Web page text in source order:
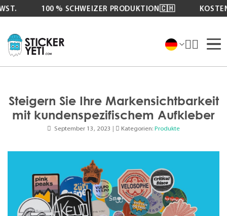
100 % SCHWEIZER PRODUKTION🇨🇭
Zum
Inhalt
springen
Steigern Sie Ihre Markensichtbarkeit
mit kundenspezifischem Aufkleber
September 13, 2023 | Kategorien: Produkte